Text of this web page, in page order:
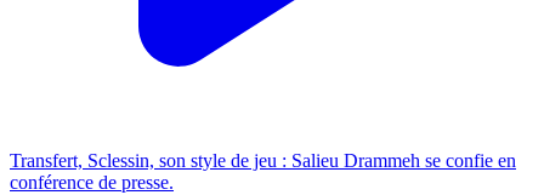
Transfert, Sclessin, son style de jeu : Salieu Drammeh se confie en
conférence de presse.